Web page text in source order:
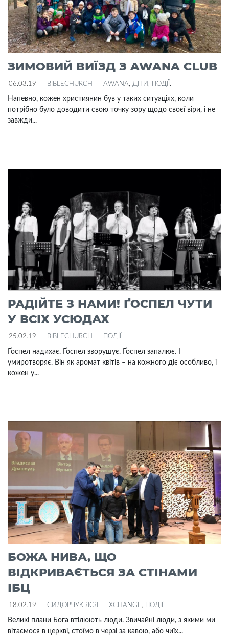
ЗИМОВИЙ ВИЇЗД З AWANA CLUB
06.03.19 BIBLECHURCH AWANA, ДІТИ , ПОДІЇ .
Напевно, кожен християнин був у таких ситуаціях, коли
потрібно було доводити свою точку зору щодо своєї віри, і не
завжди...
РАДІЙТЕ З НАМИ! ҐОСПЕЛ ЧУТИ
У ВСІХ УСЮДАХ
25.02.19 BIBLECHURCH ПОДІЇ .
Ґоспел надихає. Ґоспел зворушує. Ґоспел запалює. І
умиротворяє. Він як аромат квітів – на кожного діє особливо, і
кожен у...
БОЖА НИВА, ЩО
ВІДКРИВАЄТЬСЯ ЗА СТІНАМИ
ІБЦ
18.02.19 СИДОРЧУК ЯСЯ XCHANGE, ПОДІЇ .
Великі плани Бога втілюють люди. Звичайні люди, з якими ми
вітаємося в церкві, стоїмо в черзі за кавою, або чиїх...